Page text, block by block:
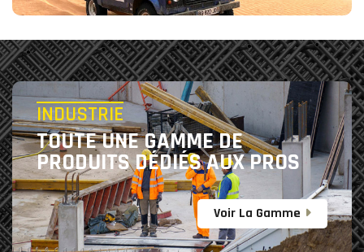
INDUSTRIE
TOUTE UNE GAMME DE
PRODUITS DÉDIÉS AUX PROS
Voir La Gamme